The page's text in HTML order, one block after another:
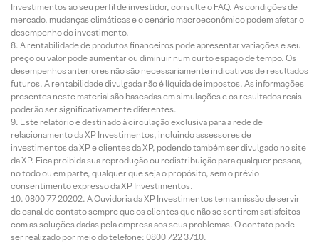
Investimentos ao seu perfil de investidor, consulte o FAQ. As condições de
mercado, mudanças climáticas e o cenário macroeconômico podem afetar o
desempenho do investimento.
A rentabilidade de produtos financeiros pode apresentar variações e seu
preço ou valor pode aumentar ou diminuir num curto espaço de tempo. Os
desempenhos anteriores não são necessariamente indicativos de resultados
futuros. A rentabilidade divulgada não é líquida de impostos. As informações
presentes neste material são baseadas em simulações e os resultados reais
poderão ser significativamente diferentes.
Este relatório é destinado à circulação exclusiva para a rede de
relacionamento da XP Investimentos, incluindo assessores de
investimentos da XP e clientes da XP, podendo também ser divulgado no site
da XP. Fica proibida sua reprodução ou redistribuição para qualquer pessoa,
no todo ou em parte, qualquer que seja o propósito, sem o prévio
consentimento expresso da XP Investimentos.
0800 77 20202. A Ouvidoria da XP Investimentos tem a missão de servir
de canal de contato sempre que os clientes que não se sentirem satisfeitos
com as soluções dadas pela empresa aos seus problemas. O contato pode
ser realizado por meio do telefone: 0800 722 3710.